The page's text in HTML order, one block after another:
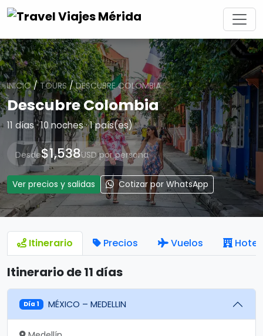
INICIO/TOURS/DESCUBRE COLOMBIA
Descubre Colombia
11 días · 10 noches · 1 país(es)
Desde$1,538USD por persona
Ver precios y salidas Cotizar por WhatsApp
Itinerario Precios Vuelos
Itinerario de 11 días
Día 1 MÉXICO – MEDELLIN